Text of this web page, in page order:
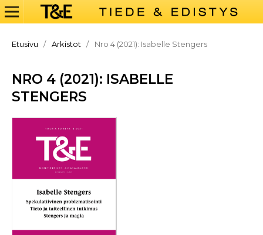
Etusivu / Arkistot / Nro 4 (2021): Isabelle Stengers
NRO 4 (2021): ISABELLE
STENGERS